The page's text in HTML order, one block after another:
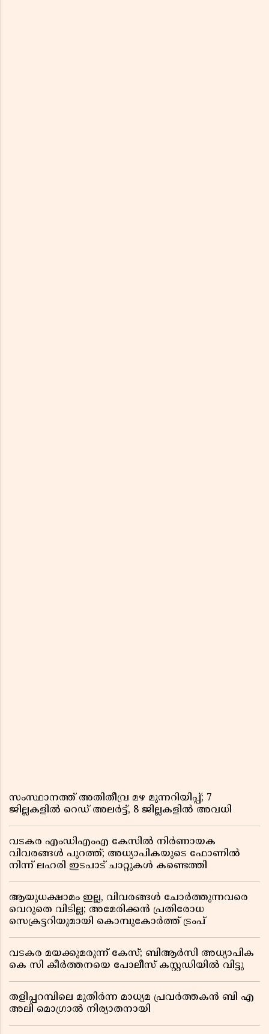
സംസ്ഥാനത്ത് അതിതീവ്ര മഴ മുന്നറിയിപ്പ്; 7
ജില്ലകളിൽ റെഡ് അലർട്ട്, 8 ജില്ലകളിൽ അവധി
വടകര എംഡിഎംഎ കേസിൽ നിർണായക
വിവരങ്ങൾ പുറത്ത്; അധ്യാപികയുടെ ഫോണിൽ
നിന്ന് ലഹരി ഇടപാട് ചാറ്റുകൾ കണ്ടെത്തി
ആയുധക്ഷാമം ഇല്ല, വിവരങ്ങൾ ചോർത്തുന്നവരെ
വെറുതെ വിടില്ല; അമേരിക്കൻ പ്രതിരോധ
സെക്രട്ടറിയുമായി കൊമ്പുകോർത്ത് ട്രംപ്
വടകര മയക്കുമരുന്ന് കേസ്; ബിആർസി അധ്യാപിക
കെ സി കീർത്തനയെ പോലീസ് കസ്റ്റഡിയിൽ വിട്ടു
തളിപ്പറമ്പിലെ മുതിർന്ന മാധ്യമ പ്രവർത്തകൻ ബി എ
അലി മൊഗ്രാൽ നിര്യാതനായി